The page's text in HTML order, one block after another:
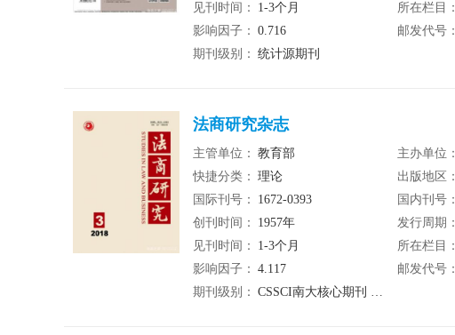
见刊时间：
1-3个月 所在栏目：
影响因子： 0.716 邮发代号：
期刊级别： 统计源期刊
法商研究杂志
主管单位： 教育部 主办单位：
快捷分类： 理论 出版地区：
国际刊号：
1672-0393 国内刊号：
创刊时间：
1957年 发行周期：
见刊时间：
1-3个月 所在栏目：
影响因子： 4.117 邮发代号：
期刊级别： CSSCI南大核心期刊 北大核心期刊 统计源期刊